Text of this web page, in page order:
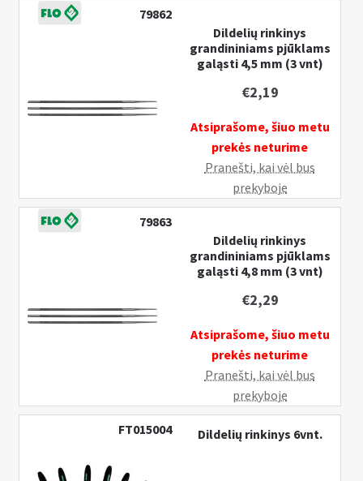
m
e
s
u
m
79862
Dildelių rinkinys
grandininiams pjūklams
galąsti 4,5 mm (3 vnt)
€2,19
Atsiprašome, šiuo metu
prekės neturime
Pranešti, kai vėl bus
prekyboje
79863
Dildelių rinkinys
grandininiams pjūklams
galąsti 4,8 mm (3 vnt)
€2,29
Atsiprašome, šiuo metu
prekės neturime
Pranešti, kai vėl bus
prekyboje
FT015004 Dildelių rinkinys 6vnt.